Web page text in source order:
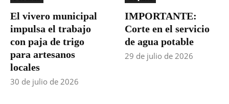
El vivero municipal
impulsa el trabajo
con paja de trigo
para artesanos
locales
30 de julio de 2026
IMPORTANTE:
Corte en el servicio
de agua potable
29 de julio de 2026